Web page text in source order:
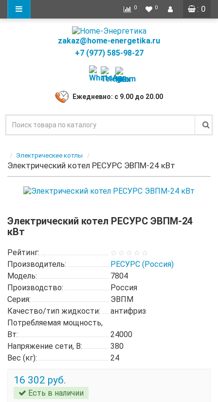
: 0
0 0
zakaz@home-energetika.ru
+7 (977) 585-98-27
Ежедневно: с 9.00 до 20.00
Электрические котлы
Электрический котел РЕСУРС ЭВПМ-24 кВт
Электрический котел РЕСУРС ЭВПМ-24
кВт
Рейтинг:
Производитель:
РЕСУРС (Россия)
Модель:
7804
Производство:
Россия
Серия:
ЭВПМ
Качество/тип жидкости:
антифриз
Потребляемая мощность,
Вт:
24000
Напряжение сети, В:
380
Вес (кг):
24
16 302 руб.
Есть в наличии